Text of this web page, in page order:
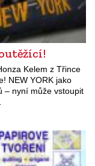
Kelem z Třince
NEW YORK jako
– nyní může vstoupit